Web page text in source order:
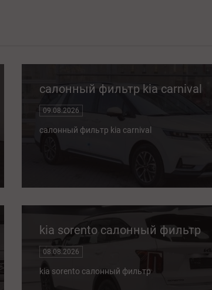
салонный фильтр kia carnival
09.08.2026
салонный фильтр kia carnival
kia sorento салонный фильтр
08.08.2026
kia sorento салонный фильтр